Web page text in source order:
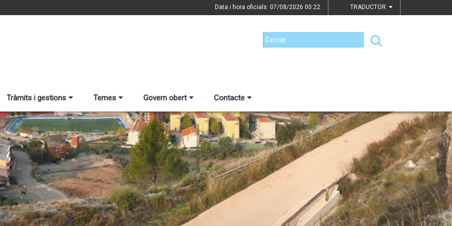
Data i hora oficials: 07/08/2026 00:22 TRADUCTOR
Tràmits i gestions Temes Govern obert Contacte